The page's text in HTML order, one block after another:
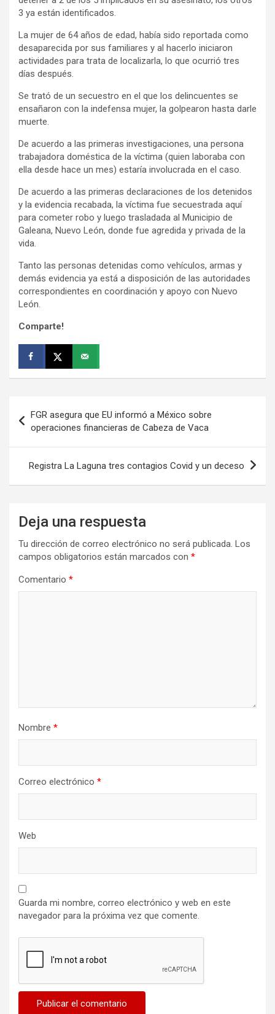
3 ya están identificados.
La mujer de 64 años de edad, había sido reportada como
desaparecida por sus familiares y al hacerlo iniciaron
actividades para trata de localizarla, lo que ocurrió tres
días después.
Se trató de un secuestro en el que los delincuentes se
ensañaron con la indefensa mujer, la golpearon hasta darle
muerte.
De acuerdo a las primeras investigaciones, una persona
trabajadora doméstica de la víctima (quien laboraba con
ella desde hace un mes) estaría involucrada en el caso.
De acuerdo a las primeras declaraciones de los detenidos
y la evidencia recabada, la víctima fue secuestrada aquí
para cometer robo y luego trasladada al Municipio de
Galeana, Nuevo León, donde fue agredida y privada de la
vida.
Tanto las personas detenidas como vehículos, armas y
demás evidencia ya está a disposición de las autoridades
correspondientes en coordinación y apoyo con Nuevo
León.
Comparte!
de
entradas
FGR asegura que EU informó a México sobre
operaciones financieras de Cabeza de Vaca
Registra La Laguna tres contagios Covid y un deceso
Deja una respuesta
Tu dirección de correo electrónico no será publicada. Los
campos obligatorios están marcados con *
Comentario *
Nombre *
Correo electrónico *
Web
Guarda mi nombre, correo electrónico y web en este
navegador para la próxima vez que comente.